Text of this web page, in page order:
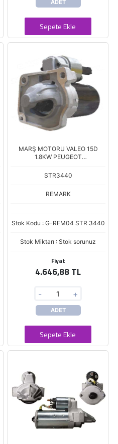
ADET
Sepete Ekle
MARŞ MOTORU VALEO 15D
1.8KW PEUGEOT
STR3440
REMARK
Stok Kodu : G-REM04 STR 3440
Stok Miktarı : Stok sorunuz
Fiyat
4.646,88 TL
- +
ADET
Sepete Ekle